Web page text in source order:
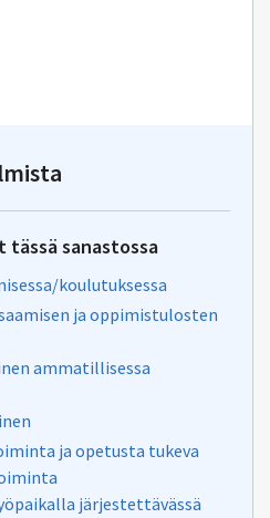
tässä sanastossa
koulutuksessa
ja oppimistulosten
ammatillisessa
ja opetusta tukeva
järjestettävässä